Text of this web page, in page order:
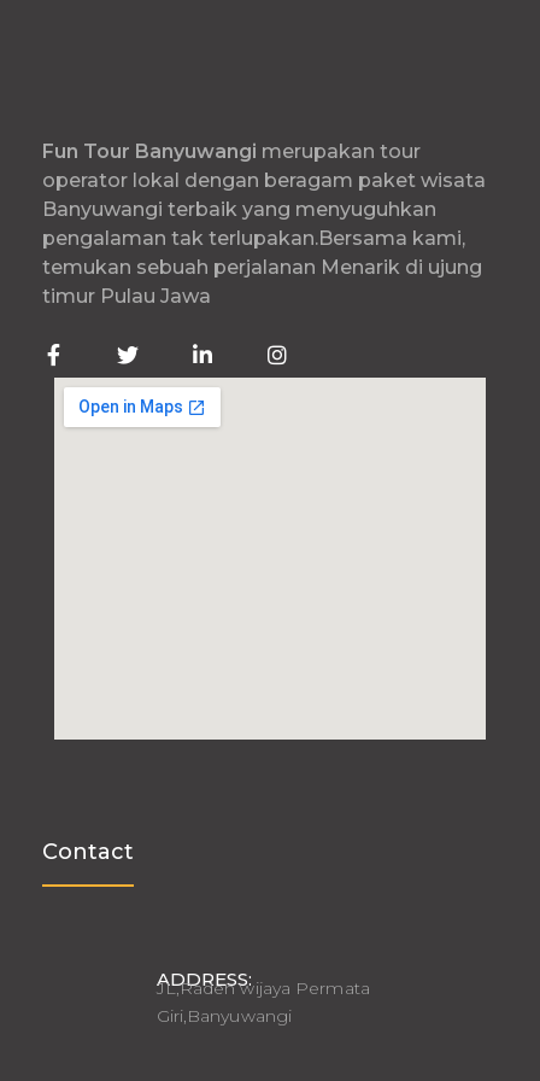
Fun Tour Banyuwangi merupakan tour
operator lokal dengan beragam paket wisata
Banyuwangi terbaik yang menyuguhkan
pengalaman tak terlupakan.Bersama kami,
temukan sebuah perjalanan Menarik di ujung
timur Pulau Jawa
Contact
ADDRESS:
JL,Raden wijaya Permata
Giri,Banyuwangi